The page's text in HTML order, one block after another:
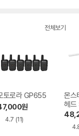
전체보기
토로라 GP655
원
4.7 (11)
몬스
헤
드